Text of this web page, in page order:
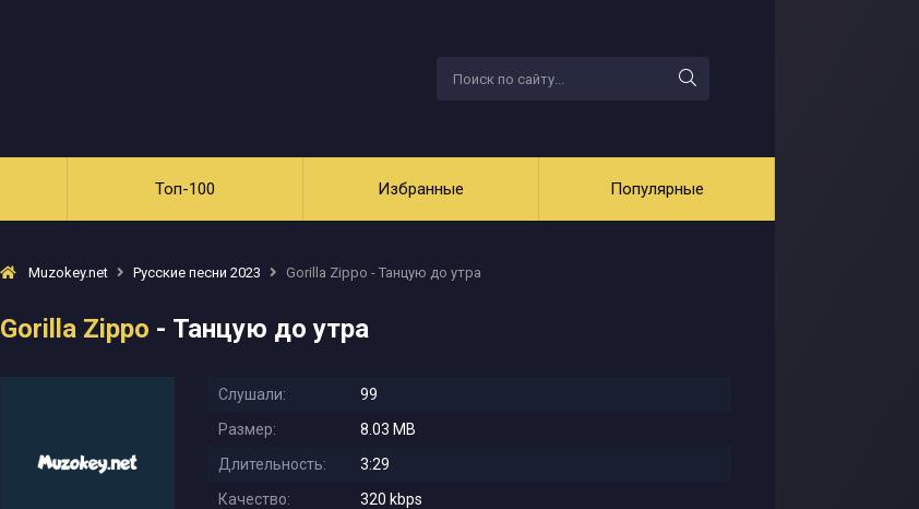
Топ-100 Избранные Популярные
Muzokey.net Русские песни 2023 Gorilla Zippo - Танцую до утра
Gorilla Zippo - Танцую до утра
Слушали:
99
Размер:
8.03 MB
Длительность:
3:29
Качество:
320 kbps